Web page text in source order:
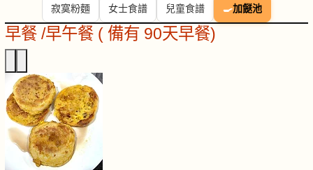
寂寞粉麵 女士食譜 兒童食譜 🍳加餸池
早餐 /早午餐 ( 備有 90天早餐)